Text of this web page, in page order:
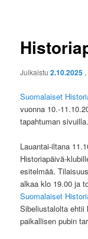
Julkaistu2.10.2025
Suomalaiset
vuonna 10.-
tapahtuman sivuilla.
Lauantai-iltana
Historiapäivä-
esitelmää.
alkaa klo 19.00 ja
Suomalaiset
Sibeliustalolta ehtii
paikallisen pubin